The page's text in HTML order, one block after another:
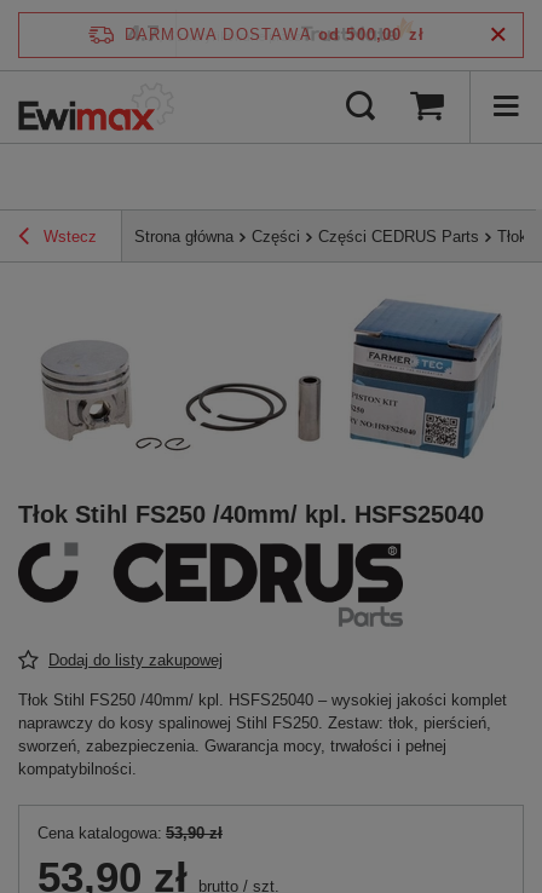
DARMOWA DOSTAWA od 500,00 zł
Wstecz Strona główna Części Części CEDRUS Parts Tłok
Tłok Stihl FS250 /40mm/ kpl. HSFS25040
Dodaj do listy zakupowej
Tłok Stihl FS250 /40mm/ kpl. HSFS25040 – wysokiej jakości komplet
naprawczy do kosy spalinowej Stihl FS250. Zestaw: tłok, pierścień,
sworzeń, zabezpieczenia. Gwarancja mocy, trwałości i pełnej
kompatybilności.
Cena katalogowa: 53,90 zł
53,90 zł brutto / szt.
4.7/5 zweryfikowane przez